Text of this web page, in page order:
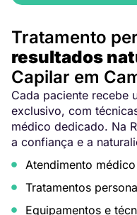
Tratamento
resultados
Capilar em
Cada paciente recebe
exclusivo, com
médico dedicado. Na
a confiança e a
Atendimento
Tratamentos
Equipamentos e